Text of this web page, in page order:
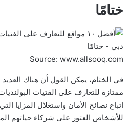
ختامًا
Source: www.allsooq.com
في الختام، يمكن القول أن هناك
ممتازة للتعارف على الفتيات
اتباع نصائح الأمان واستغلال المزايا
للأشخاص العثور على شركاء حياتهم